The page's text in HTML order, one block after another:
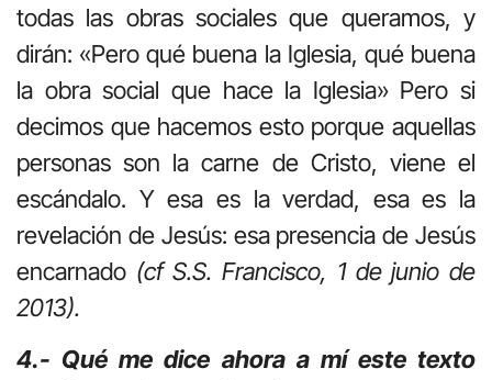
todas las obras sociales que queramos, y
dirán: «Pero qué buena la Iglesia, qué buena
la obra social que hace la Iglesia» Pero si
decimos que hacemos esto porque aquellas
personas son la carne de Cristo, viene el
escándalo. Y esa es la verdad, esa es la
revelación de Jesús: esa presencia de Jesús
encarnado (cf S.S. Francisco, 1 de junio de
2013).
4.- Qué me dice ahora a mí este texto